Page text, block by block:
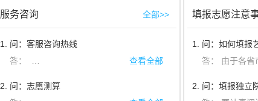
服务咨询 全部>>
1. 问：客服咨询热线
答：
艺术升客服：高峰期在线客服（高峰期间，电话咨询人数较
查看全部
2. 问：志愿测算
填报志愿注意
答： 由于各省市艺术类专业的录取批次、投档原则、录取原则等都不一